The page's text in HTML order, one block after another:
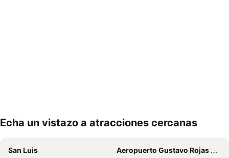
Echa un vistazo a atracciones cercanas
San Luis
Aeropuerto Gustavo Rojas Pinilla